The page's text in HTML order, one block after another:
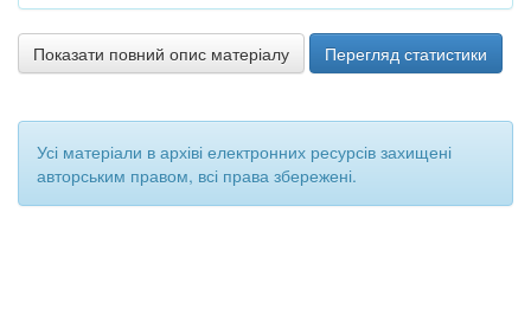
Показати повний опис матеріалу Перегляд статистики
Усі матеріали в архіві електронних ресурсів захищені
авторським правом, всі права збережені.